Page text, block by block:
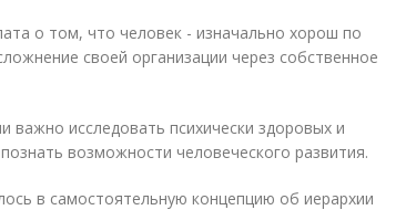
о том, что человек - изначально хорош по
своей организации через собственное
важно исследовать психически здоровых и
возможности человеческого развития.
в самостоятельную концепцию об иерархии